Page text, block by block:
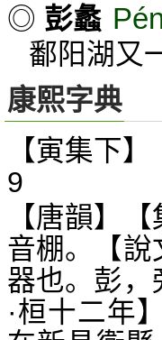
◎ 彭蠡
鄱阳湖又
康熙字典
【寅集下
9
【唐韻】
音棚。【
器也。彭
·桓十二年